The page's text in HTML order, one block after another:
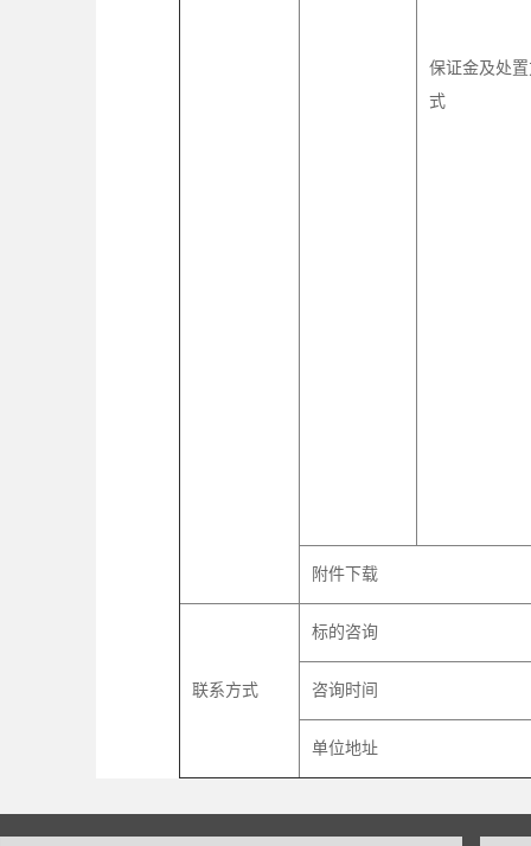
保证金及处
式
附件下载
联系方式
标的咨询
咨询时间
单位地址